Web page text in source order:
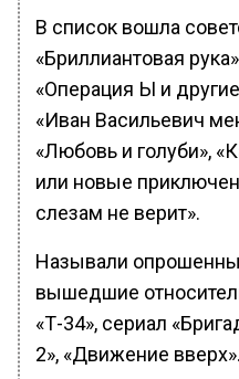
В список вошла
«Бриллиантовая
«Операция Ы и
«Иван Васильевич
«Любовь и голуби»,
или новые
слезам не верит».
Называли
вышедшие
«Т-34», сериал
2», «Движение вверх».